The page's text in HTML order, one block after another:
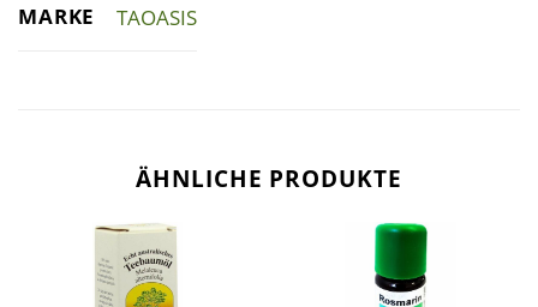
MARKE TAOASIS
ÄHNLICHE PRODUKTE